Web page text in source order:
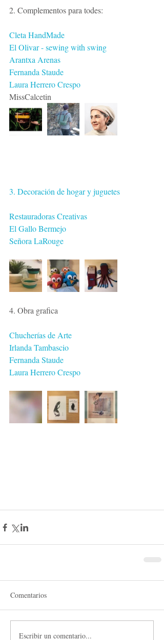
2. Complementos para todes:
Cleta HandMade
El Olivar - sewing with swing
Arantxa Arenas
Fernanda Staude
Laura Herrero Crespo
MissCalcetin
3. Decoración de hogar y juguetes
Restauradoras Creativas
El Gallo Bermejo
Señora LaRouge
4. Obra grafica
Chucherías de Arte
Irlanda Tambascio
Fernanda Staude
Laura Herrero Crespo
Comentarios
Escribir un comentario...